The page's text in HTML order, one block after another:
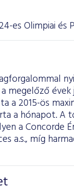
es Olimpiai és
megelőző
a 2015-ös
a hónapot. A
a Concorde
a.s., míg